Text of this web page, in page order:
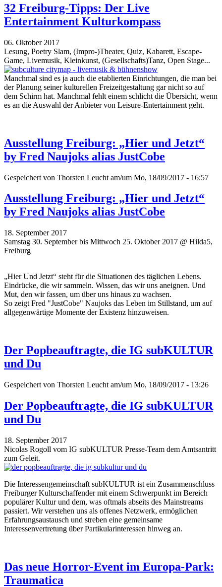
32 Freiburg-Tipps: Der Live
Entertainment Kulturkompass
06. Oktober 2017
Lesung, Poetry Slam, (Impro-)Theater, Quiz, Kabarett, Escape-
Game, Livemusik, Kleinkunst, (Gesellschafts)Tanz, Open Stage...
Manchmal sind es ja auch die etablierten Einrichtungen, die man bei
der Planung seiner kulturellen Freizeitgestaltung gar nicht so auf
dem Schirm hat. Manchmal fehlt einem schlicht die Übersicht, wenn
es an die Auswahl der Anbieter von Leisure-Entertainment geht.
Ausstellung Freiburg: „Hier und Jetzt“
by Fred Naujoks alias JustCobe
Gespeichert von Thorsten Leucht am/um Mo, 18/09/2017 - 16:57
Ausstellung Freiburg: „Hier und Jetzt“
by Fred Naujoks alias JustCobe
18. September 2017
Samstag 30. September bis Mittwoch 25. Oktober 2017 @ Hilda5,
Freiburg
„Hier Und Jetzt“ steht für die Situationen des täglichen Lebens.
Eindrücke, die wir sammeln. Wissen, das wir uns aneignen. Und
Mut, den wir fassen, um über uns hinaus zu wachsen.
So zeigt Fred "JustCobe" Naujoks das Leben im Stillstand, um auf
allgegenwärtige Momente der Existenz hinzuweisen.
Der Popbeauftragte, die IG subKULTUR
und Du
Gespeichert von Thorsten Leucht am/um Mo, 18/09/2017 - 13:26
Der Popbeauftragte, die IG subKULTUR
und Du
18. September 2017
Nicolas Rogoll vom IG subKULTUR Presse-Team dem Amtsantritt
zum Geleit.
Die Interessengemeinschaft subKULTUR ist ein Zusammenschluss
Freiburger Kulturschaffender mit einem Schwerpunkt im Bereich
populärer Kultur und dem, was oftmals abseits des Mainstreams
passiert. Wir verstehen uns als offenes Netzwerk, ermöglichen
Erfahrungsaustausch und streben eine gemeinsame
Interessenvertretung über Partikularinteressen hinweg an.
Das neue Horror-Event im Europa-Park:
Traumatica